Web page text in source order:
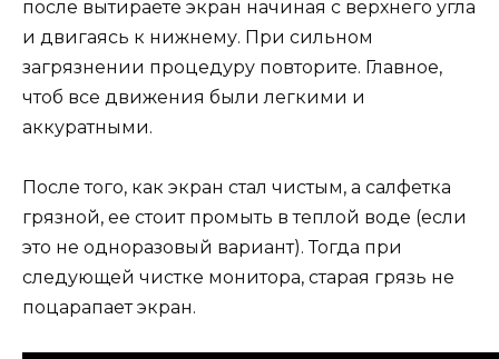
после вытираете экран начиная с верхнего угла
и двигаясь к нижнему. При сильном
загрязнении процедуру повторите. Главное,
чтоб все движения были легкими и
аккуратными.
После того, как экран стал чистым, а салфетка
грязной, ее стоит промыть в теплой воде (если
это не одноразовый вариант). Тогда при
следующей чистке монитора, старая грязь не
поцарапает экран.